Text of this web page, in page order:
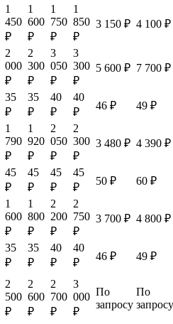
1
450
₽
1
600
₽
1
750
₽
1
850
₽
3 150 ₽ 4 100 ₽
2
000
₽
2
300
₽
3
050
₽
3
300
₽
5 600 ₽ 7 700 ₽
35
₽
35
₽
40
₽
40
₽
46 ₽ 49 ₽
1
790
₽
1
920
₽
2
050
₽
2
300
₽
3 480 ₽ 4 390 ₽
45
₽
45
₽
45
₽
45
₽
50 ₽ 60 ₽
1
600
₽
1
800
₽
2
200
₽
2
750
₽
3 700 ₽ 4 800 ₽
35
₽
35
₽
40
₽
40
₽
46 ₽
49 ₽
2
500
₽
2
600
₽
2
700
₽
3
000
₽
По
запросу
По
запросу